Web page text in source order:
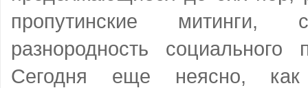
пропутинские митинги,
разнородность социального
Сегодня еще неясно, как